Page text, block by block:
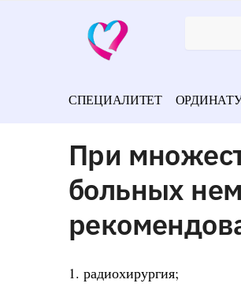
СПЕЦИАЛИТЕТ
При
больных
1. радиохирургия;